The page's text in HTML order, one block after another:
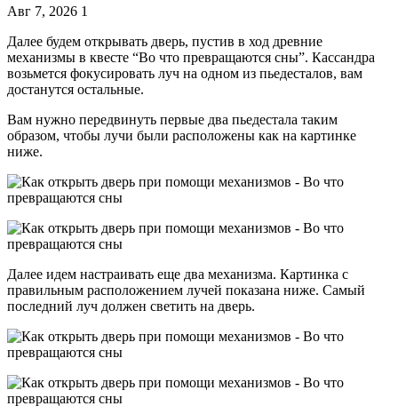
Авг 7, 2026 1
Далее будем открывать дверь, пустив в ход древние
механизмы в квесте “Во что превращаются сны”. Кассандра
возьмется фокусировать луч на одном из пьедесталов, вам
достанутся остальные.
Вам нужно передвинуть первые два пьедестала таким
образом, чтобы лучи были расположены как на картинке
ниже.
Далее идем настраивать еще два механизма. Картинка с
правильным расположением лучей показана ниже. Самый
последний луч должен светить на дверь.